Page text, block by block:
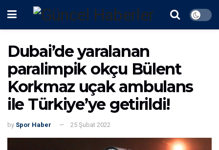
Dubai’de yaralanan
paralimpik okçu Bülent
Korkmaz uçak ambulans
ile Türkiye’ye getirildi!
by Spor Haber 25 Şubat 2022